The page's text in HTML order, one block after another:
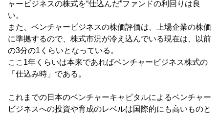
ャービジネスの株式を“仕込んだ”ファンドの利回りは良
い。
また、ベンチャービジネスの株価評価は、上場企業の株価
に準拠するので、株式市況が冷え込んでいる現在は、以前
の3分の1くらいとなっている。
ここ1年くらいは本来であればベンチャービジネス株式の
「仕込み時」である。
これまでの日本のベンチャーキャピタルによるベンチャー
ビジネスへの投資や育成のレベルは国際的にも高いものと